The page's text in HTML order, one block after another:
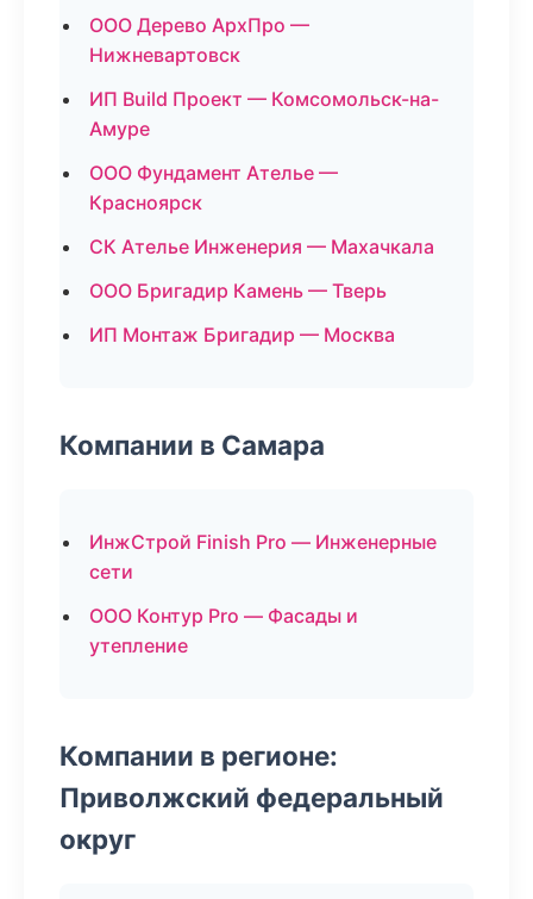
ООО Дерево АрхПро —
Нижневартовск
ИП Build Проект — Комсомольск-на-
Амуре
ООО Фундамент Ателье —
Красноярск
СК Ателье Инженерия — Махачкала
ООО Бригадир Камень — Тверь
ИП Монтаж Бригадир — Москва
Компании в Самара
ИнжСтрой Finish Pro — Инженерные
сети
ООО Контур Pro — Фасады и
утепление
Компании в регионе:
Приволжский федеральный
округ